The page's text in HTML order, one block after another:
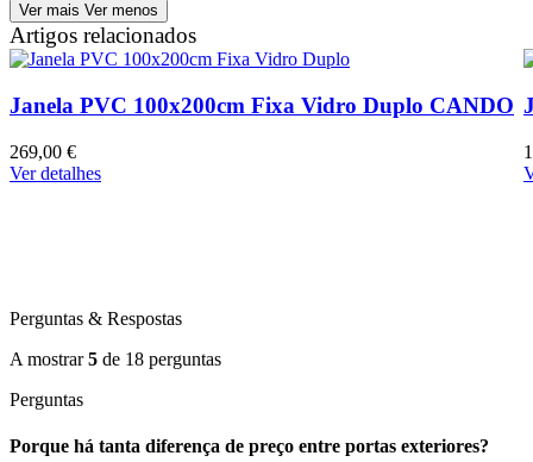
Ver mais Ver menos
Artigos relacionados
Janela PVC 100x200cm Fixa Vidro Duplo CANDO
269,00 €
Ver detalhes
Perguntas & Respostas
A mostrar5 de 18 perguntas
Perguntas
Porque há tanta diferença de preço entre portas exteriores?